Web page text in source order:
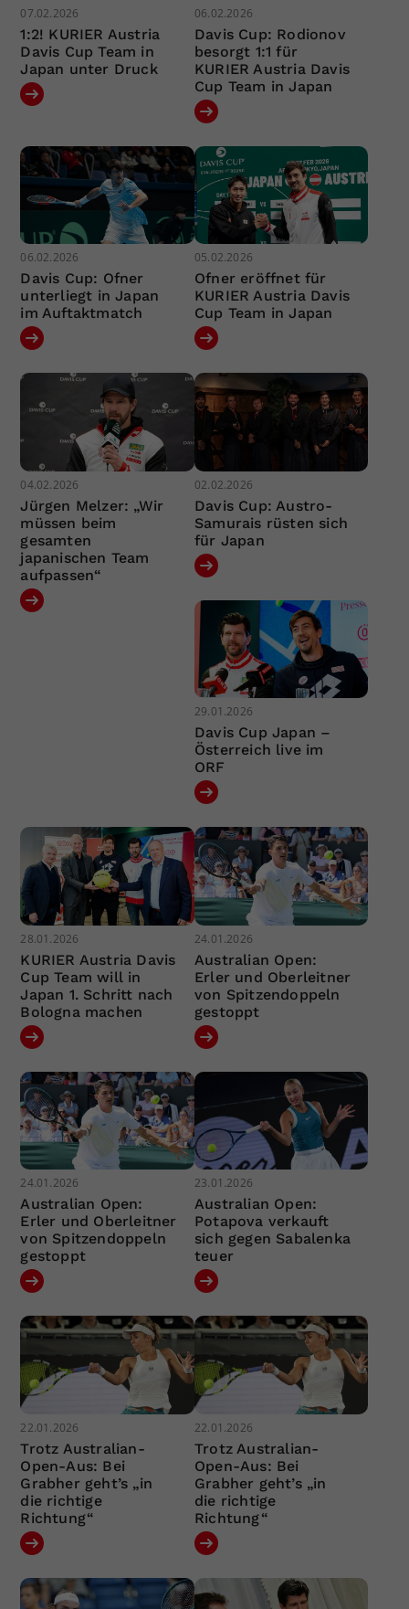
07.02.2026
1:2! KURIER Austria
Davis Cup Team in
Japan unter Druck
06.02.2026
Davis Cup: Rodionov
besorgt 1:1 für
KURIER Austria Davis
Cup Team in Japan
06.02.2026
Davis Cup: Ofner
unterliegt in Japan
im Auftaktmatch
05.02.2026
Ofner eröffnet für
KURIER Austria Davis
Cup Team in Japan
04.02.2026
Jürgen Melzer: „Wir
müssen beim
gesamten
japanischen Team
aufpassen“
02.02.2026
Davis Cup: Austro-
Samurais rüsten sich
für Japan
29.01.2026
Davis Cup Japan –
Österreich live im
ORF
28.01.2026
KURIER Austria Davis
Cup Team will in
Japan 1. Schritt nach
Bologna machen
24.01.2026
Australian Open:
Erler und Oberleitner
von Spitzendoppeln
gestoppt
24.01.2026
Australian Open:
Erler und Oberleitner
von Spitzendoppeln
gestoppt
23.01.2026
Australian Open:
Potapova verkauft
sich gegen Sabalenka
teuer
22.01.2026
Trotz Australian-
Open-Aus: Bei
Grabher geht’s „in
die richtige
Richtung“
22.01.2026
Trotz Australian-
Open-Aus: Bei
Grabher geht’s „in
die richtige
Richtung“